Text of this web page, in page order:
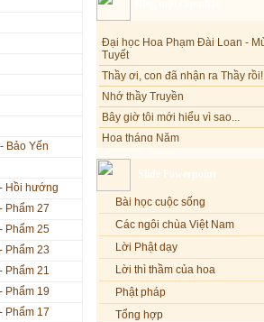
Bảo Yến
Hồi hướng
Phẩm 27
Phẩm 25
Phẩm 23
Phẩm 21
Phẩm 19
Phẩm 17
Tuyết
Thầy ơi, con đã nhận ra Thầy rồi!
Nhớ thầy Truyền
Bây giờ tôi mới hiểu vì sao...
Hoa tháng Năm
Tôi mắc nợ ông Sáu
Đi tìm vũ khúc mùa hè
Mơ màng Phật dạy....
Lời thú tội của chị gái nhỏ nhen
Slide Powerpoint
Bài học cuộc sống
Các ngôi chùa Việt Nam
Lời Phật dạy
Lời thì thầm của hoa
Phật pháp
Tổng hợp